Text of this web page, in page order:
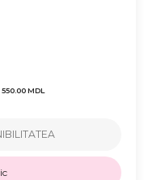
550.00MDL